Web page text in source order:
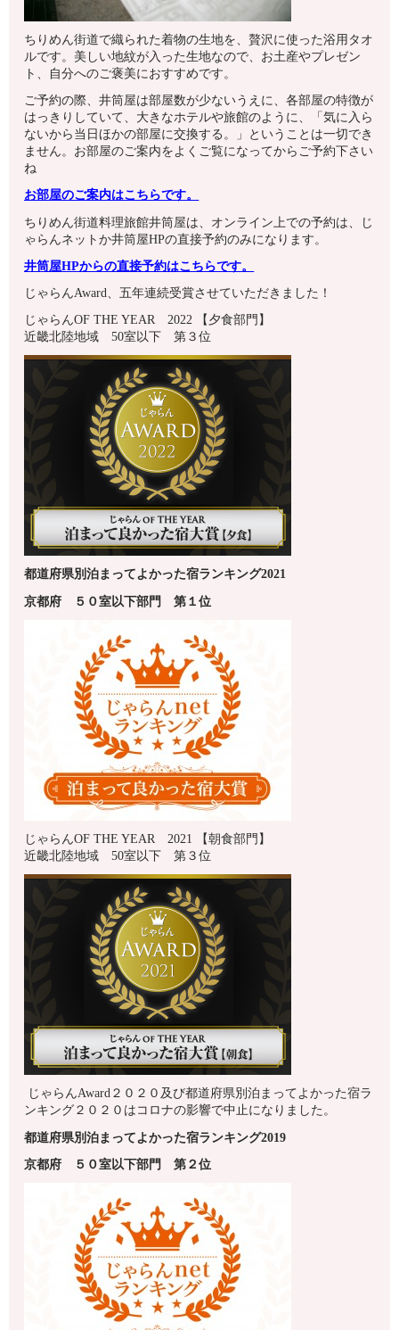
ちりめん街道で織られた着物の生地を、贅沢に使った浴用タオ
ルです。美しい地紋が入った生地なので、お土産やプレゼン
ト、自分へのご褒美におすすめです。
ご予約の際、井筒屋は部屋数が少ないうえに、各部屋の特徴が
はっきりしていて、大きなホテルや旅館のように、「気に入ら
ないから当日ほかの部屋に交換する。」ということは一切でき
ません。お部屋のご案内をよくご覧になってからご予約下さい
ね
お部屋のご案内はこちらです。
ちりめん街道料理旅館井筒屋は、オンライン上での予約は、じ
ゃらんネットか井筒屋HPの直接予約のみになります。
井筒屋HPからの直接予約はこちらです。
じゃらんAward、五年連続受賞させていただきました！
じゃらんOF THE YEAR 2022 【夕食部門】
近畿北陸地域 50室以下 第３位
都道府県別泊まってよかった宿ランキング2021
京都府 ５０室以下部門 第１位
じゃらんOF THE YEAR 2021 【朝食部門】
近畿北陸地域 50室以下 第３位
じゃらんAward２０２０及び都道府県別泊まってよかった宿ラ
ンキング２０２０はコロナの影響で中止になりました。
都道府県別泊まってよかった宿ランキング2019
京都府 ５０室以下部門 第 ２位